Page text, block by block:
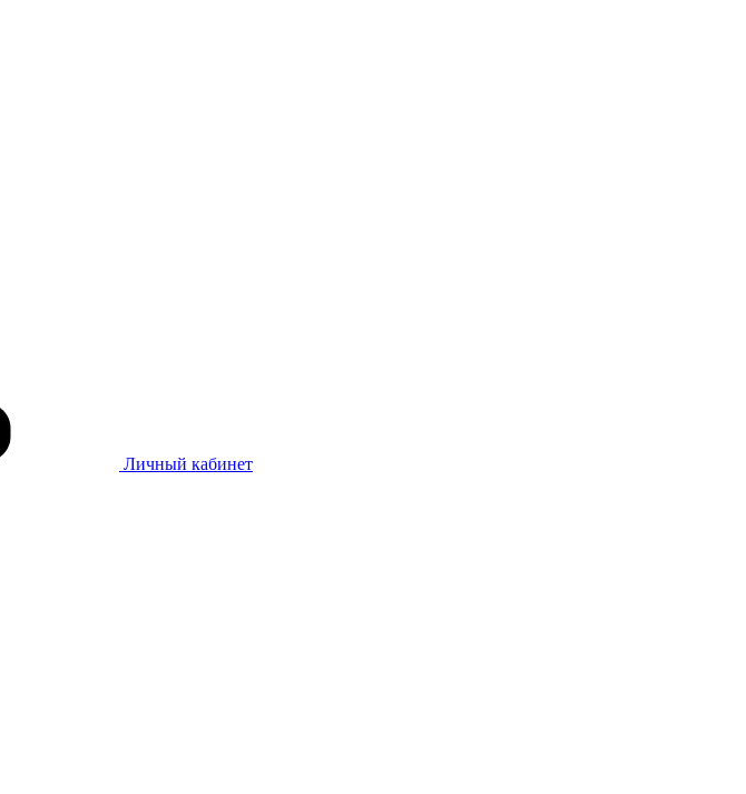
Личный кабинет